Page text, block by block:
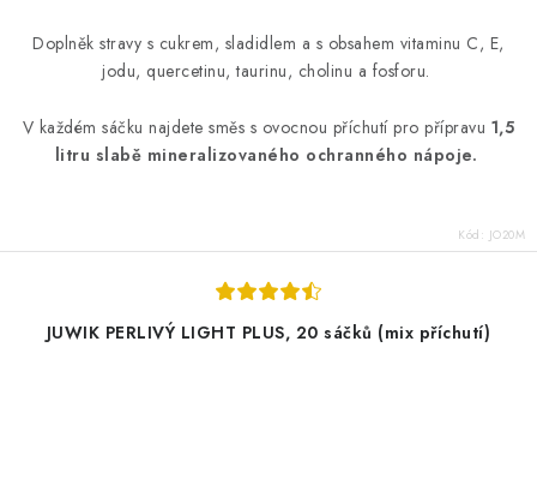
Doplněk stravy s cukrem, sladidlem a s obsahem vitaminu C, E,
jodu, quercetinu, taurinu, cholinu a fosforu.
V každém sáčku najdete směs s ovocnou příchutí pro přípravu 1,5
litru slabě mineralizovaného ochranného nápoje.
Kód: JO20M
JUWIK PERLIVÝ LIGHT PLUS, 20 sáčků (mix příchutí)